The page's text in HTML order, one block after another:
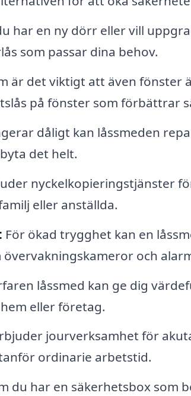
har en ny dörr eller vill
som passar dina behov.
är det viktigt att även fönster
på fönster som förbättrar
dåligt kan låssmeden
det helt.
nyckelkopieringstjänster
eller anställda.
För ökad trygghet kan en
och
låssmed kan ge dig
eller företag.
jourverksamhet för
ordinarie arbetstid.
du har en säkerhetsbox som